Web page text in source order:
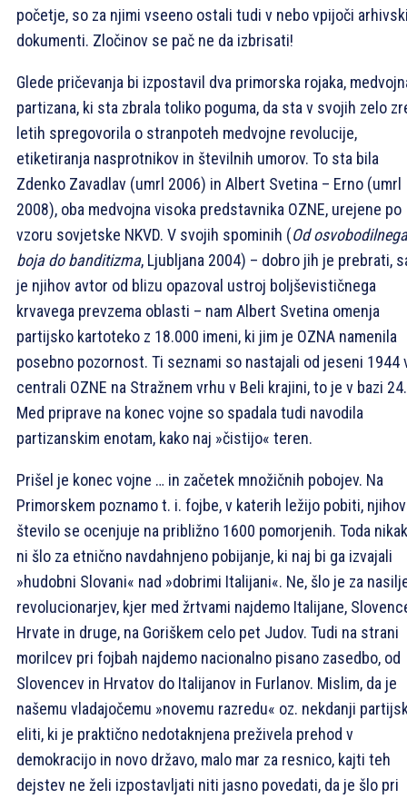
početje, so za njimi vseeno ostali tudi v nebo vpijoči
dokumenti. Zločinov se pač ne da izbrisati!
Glede pričevanja bi izpostavil dva primorska rojaka,
partizana, ki sta zbrala toliko poguma, da sta v svojih zelo
letih spregovorila o stranpoteh medvojne revolucije,
etiketiranja nasprotnikov in številnih umorov. To sta bila
Zdenko Zavadlav (umrl 2006) in Albert Svetina – Erno (umrl
2008), oba medvojna visoka predstavnika OZNE, urejene po
vzoru sovjetske NKVD. V svojih spominih (Od osvobodilnega
boja do banditizma, Ljubljana 2004) – dobro jih je prebrati,
je njihov avtor od blizu opazoval ustroj boljševističnega
krvavega prevzema oblasti – nam Albert Svetina omenja
partijsko kartoteko z 18.000 imeni, ki jim je OZNA namenila
posebno pozornost. Ti seznami so nastajali od jeseni 1944
centrali OZNE na Stražnem vrhu v Beli krajini, to je v bazi 24.
Med priprave na konec vojne so spadala tudi navodila
partizanskim enotam, kako naj »čistijo« teren.
Prišel je konec vojne … in začetek množičnih pobojev. Na
Primorskem poznamo t. i. fojbe, v katerih ležijo pobiti,
število se ocenjuje na približno 1600 pomorjenih. Toda
ni šlo za etnično navdahnjeno pobijanje, ki naj bi ga izvajali
»hudobni Slovani« nad »dobrimi Italijani«. Ne, šlo je za
revolucionarjev, kjer med žrtvami najdemo Italijane,
Hrvate in druge, na Goriškem celo pet Judov. Tudi na strani
morilcev pri fojbah najdemo nacionalno pisano zasedbo, od
Slovencev in Hrvatov do Italijanov in Furlanov. Mislim, da je
našemu vladajočemu »novemu razredu« oz. nekdanji
eliti, ki je praktično nedotaknjena preživela prehod v
demokracijo in novo državo, malo mar za resnico, kajti teh
dejstev ne želi izpostavljati niti jasno povedati, da je šlo pri